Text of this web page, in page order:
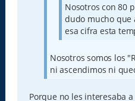
Nosotros con 80
dudo mucho que
esa cifra esta
Nosotros somos los
ni ascendimos ni
Porque no les interesaba